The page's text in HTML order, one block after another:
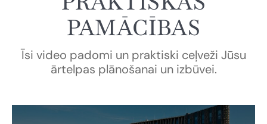
PAMĀCĪBAS
Īsi video padomi un praktiski ceļveži Jūsu
ārtelpas plānošanai un izbūvei.